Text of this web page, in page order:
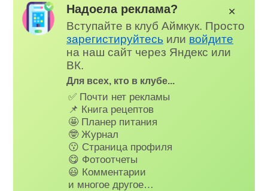
Надоела реклама?
Вступайте в клуб Аймкук. Просто
зарегистируйтесь или войдите
на наш сайт через Яндекс или
ВК.
Для всех, кто в клубе...
✅ Почти нет рекламы
📌 Книга рецептов
🤩 Планер питания
🤓 Журнал
😗 Страница профиля
😋 Фотоотчеты
😃 Комментарии
и многое другое…
✕